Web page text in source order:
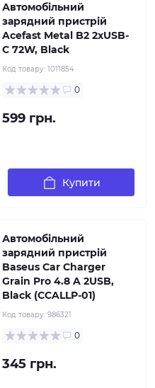
Автомобільний
зарядний пристрій
Acefast Metal B2 2xUSB-
C 72W, Black
Код товару: 1011854
0
599 грн.
Купити
Автомобільний
зарядний пристрій
Baseus Car Charger
Grain Pro 4.8 A 2USB,
Black (CCALLP-01)
Код товару: 986321
0
345 грн.